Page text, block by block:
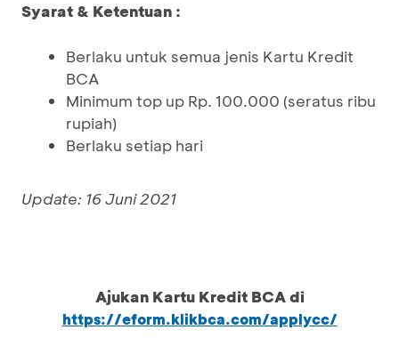
Syarat & Ketentuan :
Berlaku untuk semua jenis Kartu Kredit
BCA
Minimum top up Rp. 100.000 (seratus ribu
rupiah)
Berlaku setiap hari
Update: 16 Juni 2021
Ajukan Kartu Kredit BCA di
https://eform.klikbca.com/applycc/